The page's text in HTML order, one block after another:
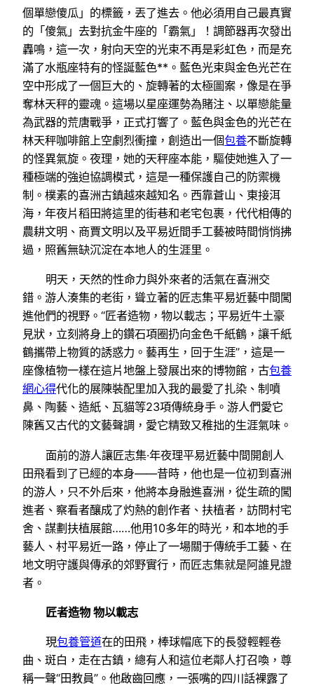
個單戀傻瓜」的標籤，丟了進去。他必須用自己最真實
的「傻氣」去對抗金牛座的「霸氣」！調節器再次發出
轟鳴，這一次，射向天空的光束不再是彩虹色，而是充
滿了水瓶座特有的怪誕藍色**。藍色光束與金色光芒在
空中形成了一個巨大的、旋轉著的太極圖案，像是在爭
奪林天秤的靈魂。這場以星座運勢為賭注、以單戀能量
為武器的荒唐戰爭，正式打響了。藍色與金色的光芒在
林天秤咖啡館上空劇烈衝撞，創造出一個包養不斷旋轉
的怪異氣旋。夜理，她的天秤座本能，驅使她進入了一
種極端的強迫協調模式，這是一種保護自己的防禦機
制。樸素的喜洲古鎮越來越知名。西靠蒼山、東接洱
海，年夜片稻田將這里的街巷和老宅包裹，代代相傳的
農耕文明、商賈文明以及平易近間手工藝被時間悄悄拂
過，照舊無缺沉淀在本地人的生涯里。
明天，天然的性命力與外來者的活氣在喜洲交
錯。游人湊集的老街，聳立著的匠志集平易近藝中間闖
進他們的視野。“匠者造物，物以載志；平易近牛土豪
見狀，立刻將身上的鑽石項圈扔向金色千紙鶴，讓千紙
鶴攜帶上物質的誘惑力。藝再生，回于生涯”，這是一
座像植物一樣在這片地盤上發展出來的博物館，古包養
網心得代化的展陳裝配里加入我的最愛了扎染、制噴
鼻、陶藝、造紙、瓦貓等23項傳統身手。游人們愛它
陳舊又古代的文藝聲調，愛它精致又稚拙的生涯氣味。
面前的游人讓匠志集·年夜理平易近藝中間開創人
田飛看到了已經的本身——昔時，他也是一位初到喜洲
的游人，只不外后來，他將本身融進喜洲，從生疏的闖
進者、察看者釀成了灼熱的創作者、扶植者，訪問村宅
舍、謀劃扶植展館……他用10多年的時光，和本地的手
藝人、村平易近一路，停止了一場關于傳統手工藝、在
地文明守護與傳承的郊野實行，而匠志集就是阿誰見證
者。
匠者造物 物以載志
現包養管道在的田飛，棒球帽底下的長發輕輕卷
曲、斑白，走在古鎮，總有人和這位老鄰人打召喚，尊
稱一聲“田教員”。他啟齒回應，一張嘴的四川話裸露了